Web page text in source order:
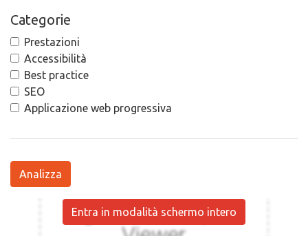
Categorie
Prestazioni
Accessibilità
Best practice
SEO
Applicazione web progressiva
Analizza
Entra in modalità schermo intero